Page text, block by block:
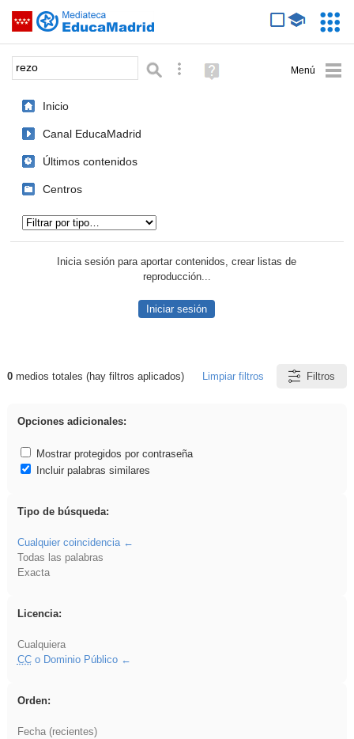
Saltar navegación
Palabra o frase: Búsqueda avanzada
Ayuda
(en
Inicio
Canal EducaMadrid
Últimos contenidos
Centros
Inicia sesión para aportar contenidos, crear listas de
reproducción...
Iniciar sesión
Resultados de: rezo
0medios totales (hay filtros aplicados) Limpiar filtros Filtros
Opciones adicionales:
Mostrar protegidos por contraseña
Incluir palabras similares
Tipo de búsqueda:
Cualquier coincidencia
Todas las palabras
Exacta
Licencia:
Cualquiera
CCo Dominio Público
Orden:
Fecha (recientes)